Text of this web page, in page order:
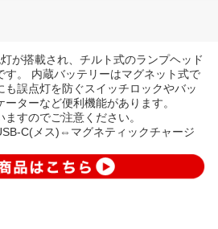
が搭載され、チルト式のランプヘッド
す。 内蔵バッテリーはマグネット式で
誤点灯を防ぐスイッチロックやバッ
ターなど便利機能があります。
すのでご注意ください。
C(メス)⇔マグネティックチャージ